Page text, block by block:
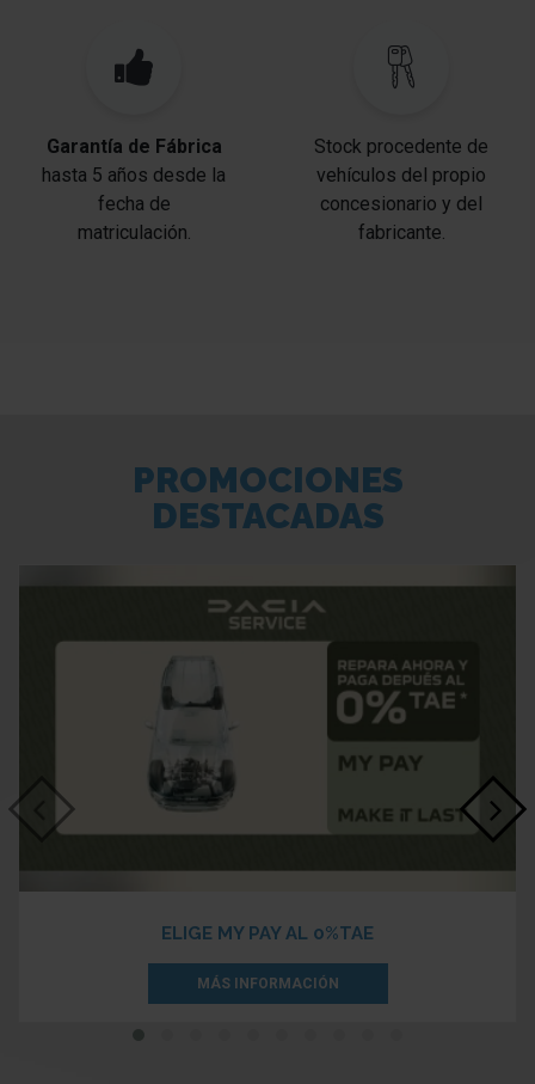
Garantía de Fábrica
hasta 5 años desde la
fecha de
matriculación.
Stock procedente de
vehículos del propio
concesionario y del
fabricante.
PROMOCIONES
DESTACADAS
ELIGE MY PAY AL 0%TAE
MÁS INFORMACIÓN